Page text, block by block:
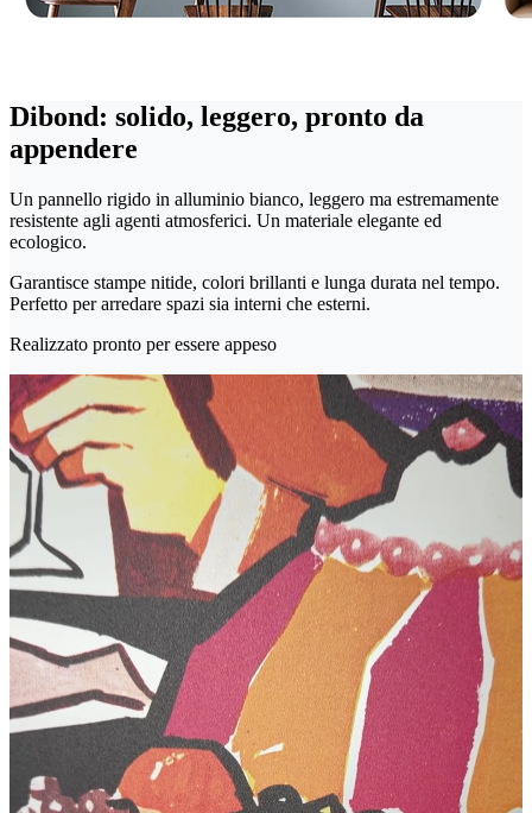
Dibond: solido, leggero, pronto da
appendere
Un pannello rigido in alluminio bianco, leggero ma estremamente
resistente agli agenti atmosferici. Un materiale elegante ed
ecologico.
Garantisce stampe nitide, colori brillanti e lunga durata nel tempo.
Perfetto per arredare spazi sia interni che esterni.
Realizzato pronto per essere appeso